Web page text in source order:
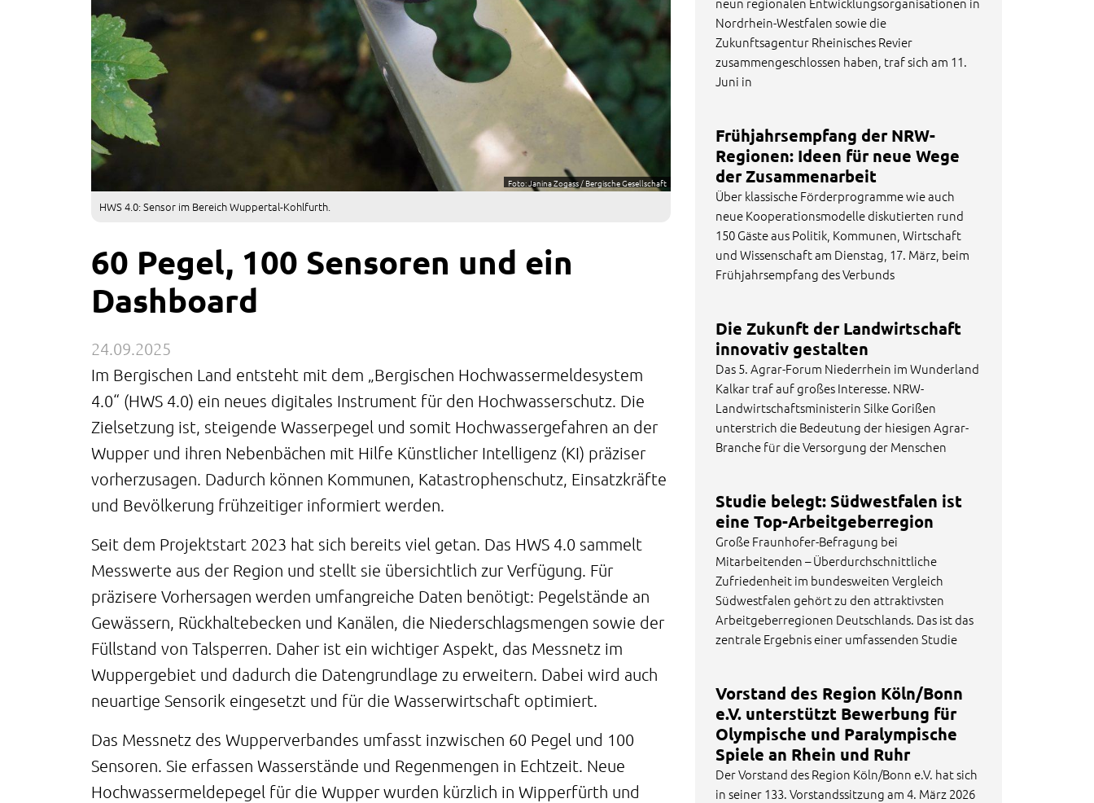
Foto: Janina Zogass / Bergische Gesellschaft
HWS 4.0: Sensor im Bereich Wuppertal-Kohlfurth.
60 Pegel, 100 Sensoren und ein
Dashboard
24.09.2025
Im Bergischen Land entsteht mit dem „Bergischen Hochwassermeldesystem
4.0“ (HWS 4.0) ein neues digitales Instrument für den Hochwasserschutz. Die
Zielsetzung ist, steigende Wasserpegel und somit Hochwassergefahren an der
Wupper und ihren Nebenbächen mit Hilfe Künstlicher Intelligenz (KI) präziser
vorherzusagen. Dadurch können Kommunen, Katastrophenschutz, Einsatzkräfte
und Bevölkerung frühzeitiger informiert werden.
Seit dem Projektstart 2023 hat sich bereits viel getan. Das HWS 4.0 sammelt
Messwerte aus der Region und stellt sie übersichtlich zur Verfügung. Für
präzisere Vorhersagen werden umfangreiche Daten benötigt: Pegelstände an
Gewässern, Rückhaltebecken und Kanälen, die Niederschlagsmengen sowie der
Füllstand von Talsperren. Daher ist ein wichtiger Aspekt, das Messnetz im
Wuppergebiet und dadurch die Datengrundlage zu erweitern. Dabei wird auch
neuartige Sensorik eingesetzt und für die Wasserwirtschaft optimiert.
Das Messnetz des Wupperverbandes umfasst inzwischen 60 Pegel und 100
Sensoren. Sie erfassen Wasserstände und Regenmengen in Echtzeit. Neue
Hochwassermeldepegel für die Wupper wurden kürzlich in Wipperfürth und
Nordrhein-Westfalen sowie die
Zukunftsagentur Rheinisches Revier
zusammengeschlossen haben, traf sich am 11.
Juni in
Frühjahrsempfang der NRW-
Regionen: Ideen für neue Wege
der Zusammenarbeit
Über klassische Förderprogramme wie auch
neue Kooperationsmodelle diskutierten rund
150 Gäste aus Politik, Kommunen, Wirtschaft
und Wissenschaft am Dienstag, 17. März, beim
Frühjahrsempfang des Verbunds
Die Zukunft der Landwirtschaft
innovativ gestalten
Das 5. Agrar-Forum Niederrhein im Wunderland
Kalkar traf auf großes Interesse. NRW-
Landwirtschaftsministerin Silke Gorißen
unterstrich die Bedeutung der hiesigen Agrar-
Branche für die Versorgung der Menschen
Studie belegt: Südwestfalen ist
eine Top-Arbeitgeberregion
Große Fraunhofer-Befragung bei
Mitarbeitenden – Überdurchschnittliche
Zufriedenheit im bundesweiten Vergleich
Südwestfalen gehört zu den attraktivsten
Arbeitgeberregionen Deutschlands. Das ist das
zentrale Ergebnis einer umfassenden Studie
Vorstand des Region Köln/Bonn
e.V. unterstützt Bewerbung für
Olympische und Paralympische
Spiele an Rhein und Ruhr
Der Vorstand des Region Köln/Bonn e.V. hat sich
in seiner 133. Vorstandssitzung am 4. März 2026